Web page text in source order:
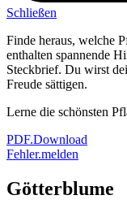
Schließen
Finde heraus, welche
enthalten spannende
Steckbrief. Du wirst
Freude sättigen.
Lerne die schönsten
PDF.Download
Fehler.melden
Götterblume